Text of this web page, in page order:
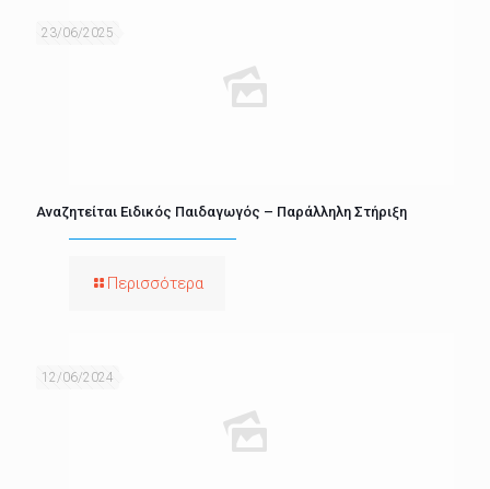
23/06/2025
Αναζητείται Ειδικός Παιδαγωγός – Παράλληλη Στήριξη
Περισσότερα
12/06/2024